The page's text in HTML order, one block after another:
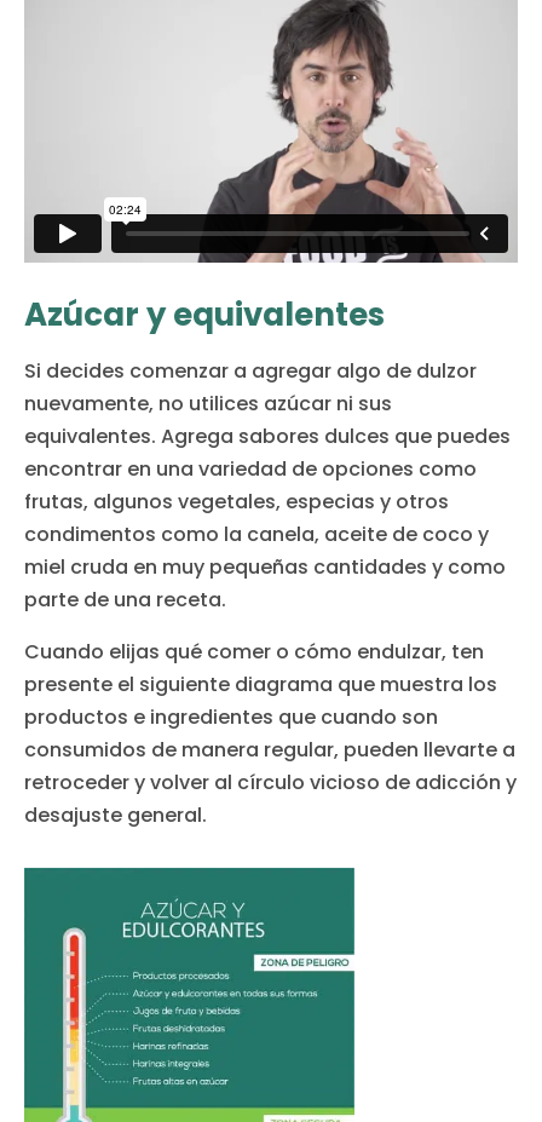
Azúcar y equivalentes
Si decides comenzar a agregar algo de dulzor
nuevamente, no utilices azúcar ni sus
equivalentes. Agrega sabores dulces que puedes
encontrar en una variedad de opciones como
frutas, algunos vegetales, especias y otros
condimentos como la canela, aceite de coco y
miel cruda en muy pequeñas cantidades y como
parte de una receta.
Cuando elijas qué comer o cómo endulzar, ten
presente el siguiente diagrama que muestra los
productos e ingredientes que cuando son
consumidos de manera regular, pueden llevarte a
retroceder y volver al círculo vicioso de adicción y
desajuste general.